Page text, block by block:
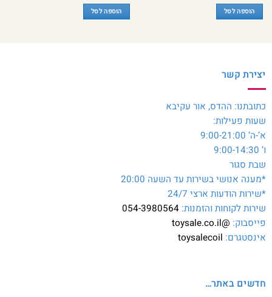
הוספה לסל הוספה לסל
יצירת קשר
כתובתנו: ההדס, אור עקיבא
שעות פעילות:
א’-ה’ 9:00-21:00
ו’ 9:00-14:30
שבת סגור
*מענה אנושי בשירות עד השעה 20:00
*שירות הודעות ארצי 24/7
שירות לקוחות והזמנות: 054-3980564
פייסבוק: @toysale.co.il
אינסטגרם: toysalecoil
חדשים באתר…